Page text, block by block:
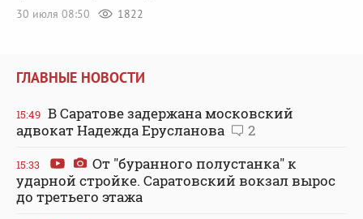
30 июля 08:50
1822
ГЛАВНЫЕ НОВОСТИ
15:49 В Саратове задержана московский
адвокат Надежда Ерусланова
2
15:33
От "буранного полустанка" к
ударной стройке. Саратовский вокзал вырос
до третьего этажа